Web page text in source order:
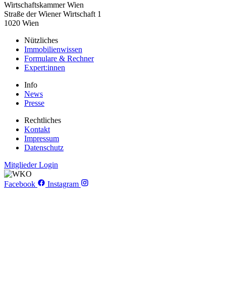
Wirtschaftskammer Wien
Straße der Wiener Wirtschaft 1
1020 Wien
Nützliches
Immobilienwissen
Formulare & Rechner
Expert:innen
Info
News
Presse
Rechtliches
Kontakt
Impressum
Datenschutz
Mitglieder Login
Facebook Instagram